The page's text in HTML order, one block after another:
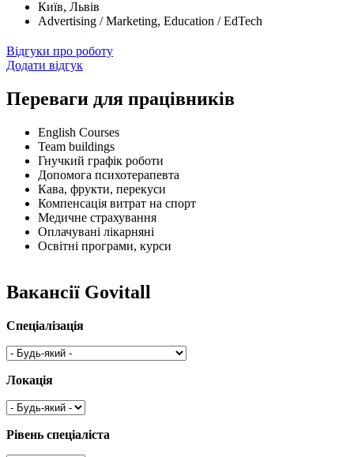
Київ, Львів
Advertising / Marketing, Education / EdTech
Відгуки про роботу
Додати відгук
Переваги для працівників
English Courses
Team buildings
Гнучкий графік роботи
Допомога психотерапевта
Кава, фрукти, перекуси
Компенсація витрат на спорт
Медичне страхування
Оплачувані лікарняні
Освітні програми, курси
Вакансії Govitall
Спеціалізація
Локація
Рівень спеціаліста